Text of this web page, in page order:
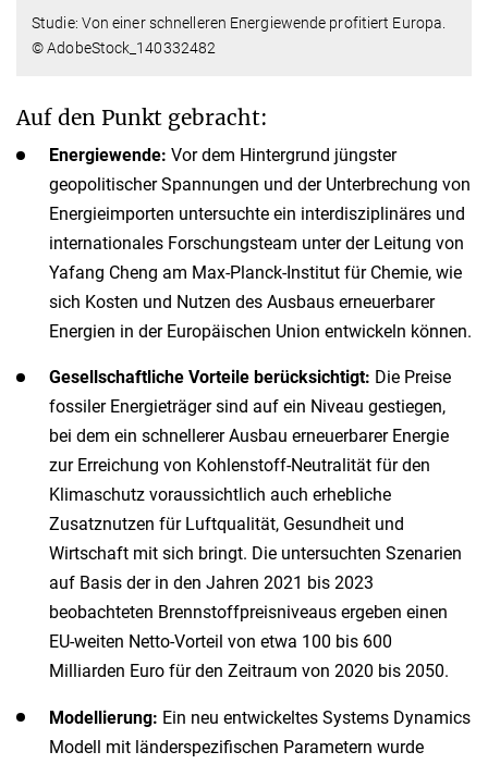
Studie: Von einer schnelleren Energiewende profitiert Europa.
© AdobeStock_140332482
Auf den Punkt gebracht:
Energiewende: Vor dem Hintergrund jüngster
geopolitischer Spannungen und der Unterbrechung von
Energieimporten untersuchte ein interdisziplinäres und
internationales Forschungsteam unter der Leitung von
Yafang Cheng am Max-Planck-Institut für Chemie, wie
sich Kosten und Nutzen des Ausbaus erneuerbarer
Energien in der Europäischen Union entwickeln können.
Gesellschaftliche Vorteile berücksichtigt: Die Preise
fossiler Energieträger sind auf ein Niveau gestiegen,
bei dem ein schnellerer Ausbau erneuerbarer Energie
zur Erreichung von Kohlenstoff-Neutralität für den
Klimaschutz voraussichtlich auch erhebliche
Zusatznutzen für Luftqualität, Gesundheit und
Wirtschaft mit sich bringt. Die untersuchten Szenarien
auf Basis der in den Jahren 2021 bis 2023
beobachteten Brennstoffpreisniveaus ergeben einen
EU-weiten Netto-Vorteil von etwa 100 bis 600
Milliarden Euro für den Zeitraum von 2020 bis 2050.
Modellierung: Ein neu entwickeltes Systems Dynamics
Modell mit länderspezifischen Parametern wurde